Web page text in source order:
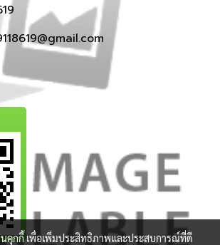
นคุกกี้ เพื่อเพิ่มประสิทธิภาพและประสบการณ์ที่ดี